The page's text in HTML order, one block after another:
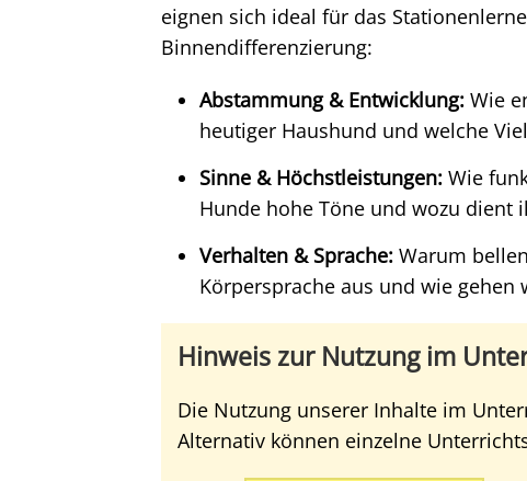
eignen sich ideal für das
Binnendifferenzierung:
Abstammung & Entwicklung: Wie
heutiger Haushund und welche
Sinne & Höchstleistungen: Wie
Hunde hohe Töne und wozu dient
Verhalten & Sprache: Warum
Körpersprache aus und wie
Hinweis zur Nutzung im
Die Nutzung unserer Inhalte im
Alternativ können einzelne